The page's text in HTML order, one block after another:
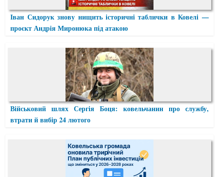
Іван Сидорук знову нищить історичні таблички в Ковелі —
проєкт Андрія Миронюка під атакою
Військовий шлях Сергія Боця: ковельчанин про службу,
втрати й вибір 24 лютого